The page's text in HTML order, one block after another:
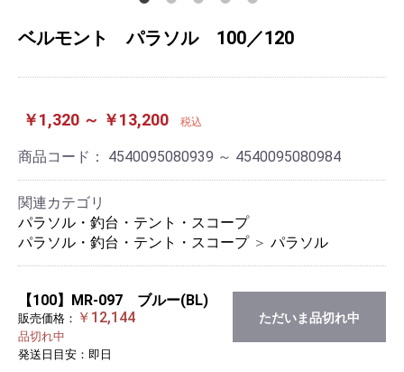
ベルモント パラソル 100／120
￥1,320 ～ ￥13,200 税込
商品コード： 4540095080939 ～ 4540095080984
関連カテゴリ
パラソル・釣台・テント・スコープ
パラソル・釣台・テント・スコープ ＞ パラソル
【100】MR-097 ブルー(BL)
販売価格： ￥12,144
品切れ中
発送日目安：即日
ただいま品切れ中